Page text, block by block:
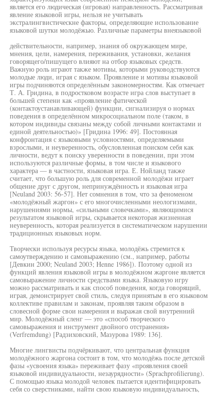
является его людическая (игровая) направленность. Рассматривая
явление языковой игры, нельзя не учитывать
экстралингвистическне факторы, определяющие использование
языковой шутки молодёжью. Различные параметры внеязыковой
действительности, например, знания об окружающем мире,
мнения, цели, намерения, переживания, установки, желания
говорящего/пишущего влияют на отбор языковых средств.
Важную роль играют также мотивы, которыми руководствуются
молодые люди, играя с языком. Проявление и мотивы языковой
игры подчиняются определённым закономерностям. Как отмечает
Т. А. Гридина, в подростковом возрасте игра слов выступает в
большей степени как «проявление фатической
(контактоустанавливающей) функции, сигнализируя о нормах
поведения в определённом микросоциальном поле (таком, в
котором индивиды связаны между собой личными контактами и
единой деятельностью)» [Гридина 1996: 49]. Постоянная
конфронтация с языковыми условностями, определяемыми
взрослыми, и неуверенность, обусловленная поиском себя как
личности, ведут к поиску уверенности в поведении, при этом
используются различные формы, в том числе и языкового
характера — в частности, языковая игра. Е. Нойланд также
считает, что большую роль для современной молодёжи играет
общение друг с другом, непринуждённость и языковая игра
[Neuland 2003: 56-57]. Нет сомнения в том, что за феноменом
«молодёжный жаргон» с его многочисленными неологизмами,
нарушениями нормы, «сильными словечками», являющимися
результатом языковой игры, скрывается некоторая жизненная
неуверенность, которая реализуется в систематическом нарушении
традиционных языковых норм.
Творчески используя ресурсы языка, молодёжь стремится к
самоутверждению и самовыражению (см., например, работы
[Девкин 2000; Neuland 2003; Henne 1986]). Поэтому одной из
функций явления языковой игры в молодёжном жаргоне является
самовыражение личности средствами языка. Языковую игру
можно рассматривать и как способ поведения, когда говорящий,
играя, демонстрирует свой стиль, следуя принятым в его языковом
коллективе правилам и законам, проявляя таким образом в
словесной форме свои намерения и выражая свой внутренний
мир. Молодёжный сленг — это «способ творческого
самовыражения и инструмент двойного отстранения»
(Verfremdung) [Радзиховский, Мазурова 1989: 136].
Многие лингвисты подчёркивают, что центральная функция
молодёжного жаргона состоит в том, что молодёжь после детской
фазы «усвоения языка» переживает фазу «проявления своей
языковой индивидуальности, незаурядности» (Sprachprofilierung).
С помощью языка молодой человек пытается идентифицировать
себя со сверстниками, найти свою языковую индивидуальность,